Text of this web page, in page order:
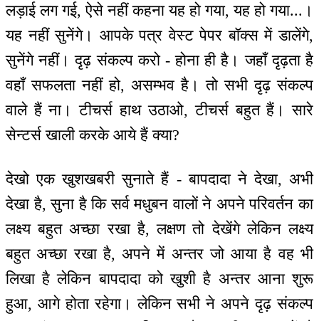
लड़ाई लग गई, ऐसे नहीं कहना यह हो गया, यह हो गया...।
यह नहीं सुनेंगे। आपके पत्र वेस्ट पेपर बॉक्स में डालेंगे,
सुनेंगे नहीं। दृढ़ संकल्प करो - होना ही है। जहाँ दृढ़ता है
वहाँ सफलता नहीं हो, असम्भव है। तो सभी दृढ़ संकल्प
वाले हैं ना। टीचर्स हाथ उठाओ, टीचर्स बहुत हैं। सारे
सेन्टर्स खाली करके आये हैं क्या?
देखो एक खुशखबरी सुनाते हैं - बापदादा ने देखा, अभी
देखा है, सुना है कि सर्व मधुबन वालों ने अपने परिवर्तन का
लक्ष्य बहुत अच्छा रखा है, लक्षण तो देखेंगे लेकिन लक्ष्य
बहुत अच्छा रखा है, अपने में अन्तर जो आया है वह भी
लिखा है लेकिन बापदादा को खुशी है अन्तर आना शुरू
हुआ, आगे होता रहेगा। लेकिन सभी ने अपने दृढ़ संकल्प